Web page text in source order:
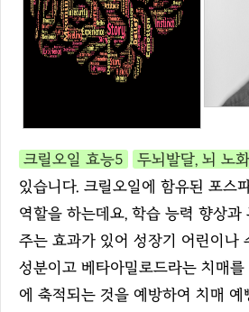
크릴오일 효능5 두뇌발달, 뇌 노
있습니다. 크릴오일에 함유된 포스
역할을 하는데요, 학습 능력 향상과
주는 효과가 있어 성장기 어린이나
성분이고 베타아밀로드라는 치매를
에 축적되는 것을 예방하여 치매